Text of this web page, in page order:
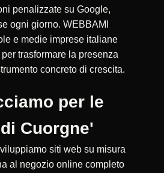
penalizzate su Google,
ogni giorno. WEBBAMI
e medie imprese italiane
trasformare la presenza
concreto di crescita.
per le
Cuorgne'
siti web su misura
al negozio online completo